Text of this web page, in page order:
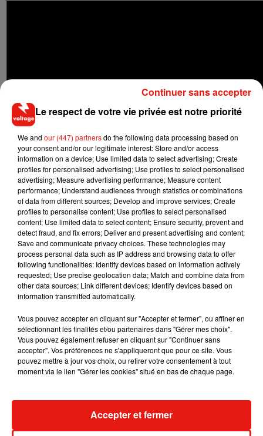
LEGO® assure que cette nouvelle gamme est sûre pour les
enfants car une autorisation parentale est obligatoire pour
mettre en ligne du contenu et celui-ci est vérifié par un
modérateur.L’anonymat des enfants utilisateurs est
également garanti par LEGO®. En 2020, face au contexte
de crise sanitaire, la fondation de la marque danoise a
mobilisé 50 millions de dollars pour des programmes
éducatifs à destination des enfants défavorisés.
Musique
7 août 2026
RÜFÜS DU SOL annonce un nouvel
album après sa tournée mondiale
Le respect de votre vie privée est notre priorité
We and our (447) partnersdo the following data processing based on
your consent and/or our legitimate interest: Store and/or access
information on a device; Use limited data to select advertising; Create
profiles for personalised advertising; Use profiles to select personalised
advertising; Measure advertising performance; Measure content
performance; Understand audiences through statistics or combinations
of data from different sources; Develop and improve services; Create
profiles to personalise content; Use profiles to select personalised
content; Use limited data to select content; Ensure security, prevent and
detect fraud, and fix errors; Deliver and present advertising and content;
Save and communicate privacy choices. These technologies may
process personal data such as IP address and browsing data to offer
following functionalities: Identify devices based on information actively
requested; Use precise geolocation data; Match and combine data from
other data sources; Link different devices; Identify devices based on
information transmitted automatically.
Vous pouvez accepter en cliquant sur "Accepter et fermer", ou affiner en
sélectionnant les finalités et/ou partenaires dans "Gérer mes choix".
Vous pouvez également refuser en cliquant sur "Continuer sans
accepter". Vos préférences ne s'appliqueront que pour ce site. Vous
pouvez mettre à jour vos choix, ou retirer votre consentement à tout
moment via le lien "Gérer les cookies" situé en bas de chaque page.
Accepter et fermer
Continuer sans accepter